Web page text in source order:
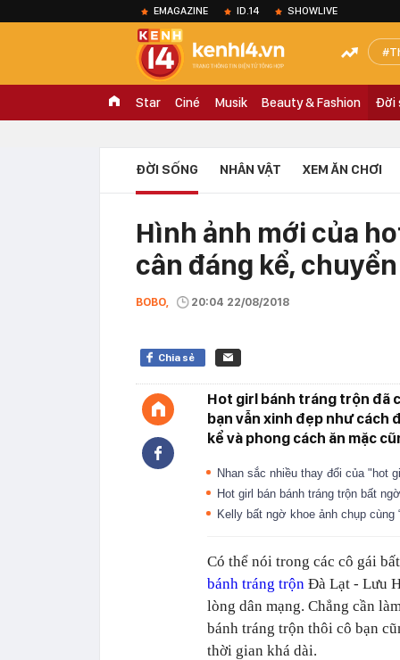
EMAGAZINE ID.14 SHOWLIVE
Star Ciné Musik Beauty & Fashion Đời
ĐỜI SỐNG NHÂN VẬT XEM ĂN CHƠI
Hình ảnh mới của
cân đáng kể,
BOBO, 20:04 22/08/2018
Chia sẻ
Hot girl bánh tráng trộn đã
bạn vẫn xinh đẹp như cách
kể và phong cách ăn mặc
Nhan sắc nhiều thay đổi của "hot
Hot girl bán bánh tráng trộn bất
Kelly bất ngờ khoe ảnh chụp cùng
Có thể nói trong các cô gái
bánh tráng trộn Đà Lạt - Lưu
lòng dân mạng. Chẳng cần
bánh tráng trộn thôi cô bạn
thời gian khá dài.